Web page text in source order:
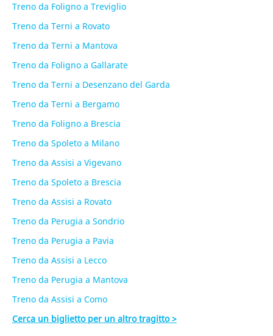
Treno da Foligno a Treviglio
Treno da Terni a Rovato
Treno da Terni a Mantova
Treno da Foligno a Gallarate
Treno da Terni a Desenzano del Garda
Treno da Terni a Bergamo
Treno da Foligno a Brescia
Treno da Spoleto a Milano
Treno da Assisi a Vigevano
Treno da Spoleto a Brescia
Treno da Assisi a Rovato
Treno da Perugia a Sondrio
Treno da Perugia a Pavia
Treno da Assisi a Lecco
Treno da Perugia a Mantova
Treno da Assisi a Como
Cerca un biglietto per un altro tragitto >